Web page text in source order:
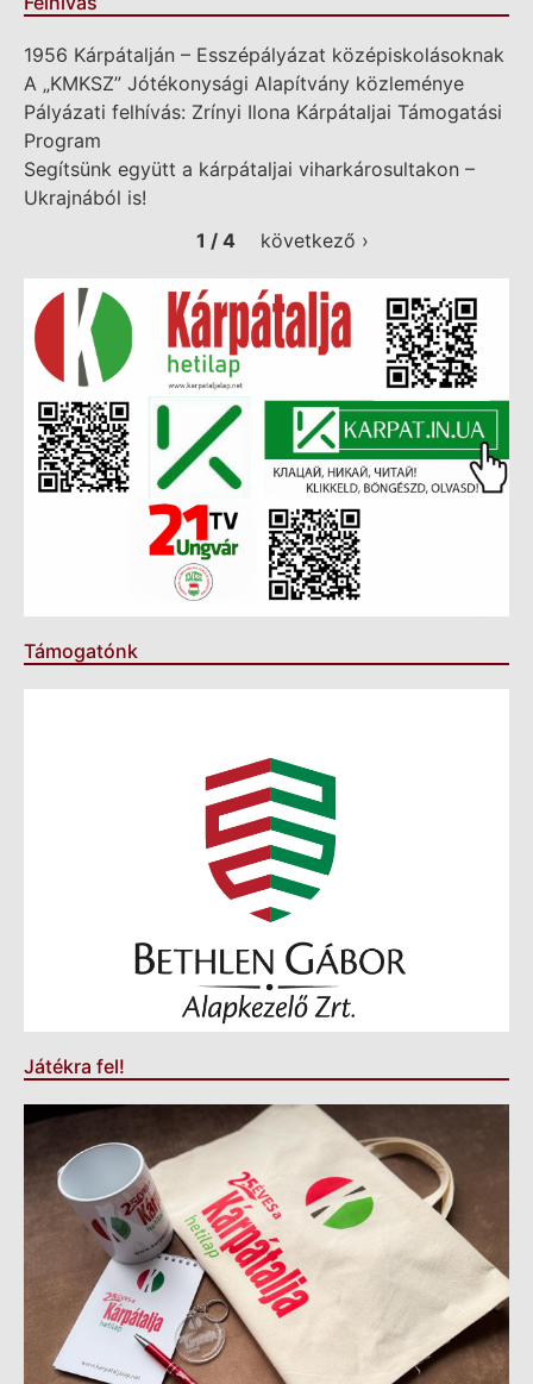
1956 Kárpátalján – Esszépályázat középiskolásoknak
A „KMKSZ” Jótékonysági Alapítvány közleménye
Pályázati felhívás: Zrínyi Ilona Kárpátaljai Támogatási
Program
Segítsünk együtt a kárpátaljai viharkárosultakon –
Ukrajnából is!
1 / 4
következő ›
Támogatónk
Játékra fel!